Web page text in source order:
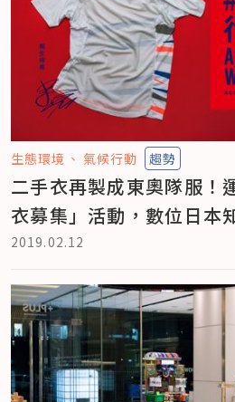
生態環境 氣候行動 趨勢
二手衣再製成東奧隊服！
衣募集」活動，數位日本
2019.02.12